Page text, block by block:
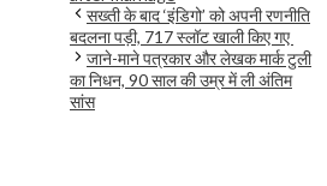
सख्ती के बाद ‘इंडिगो’ को अपनी रणनीति
बदलना पड़ी, 717 स्लॉट खाली किए गए
जाने-माने पत्रकार और लेखक मार्क टुली
का निधन, 90 साल की उम्र में ली अंतिम
सांस